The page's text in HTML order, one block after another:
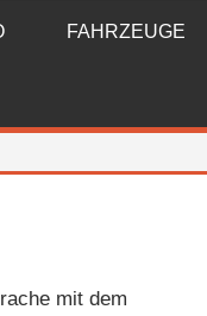
FAHRZEUGE
mit dem